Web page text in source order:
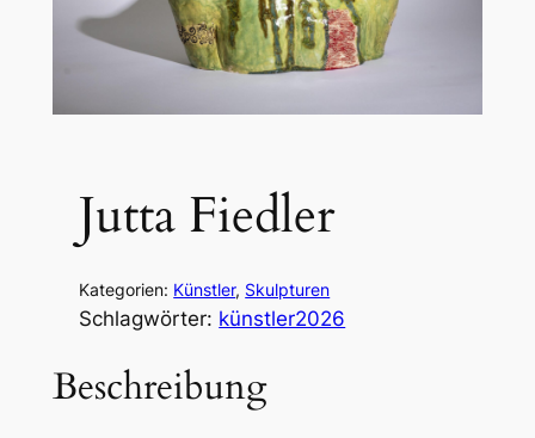
Jutta Fiedler
Kategorien: Künstler, Skulpturen
Schlagwörter: künstler2026
Beschreibung